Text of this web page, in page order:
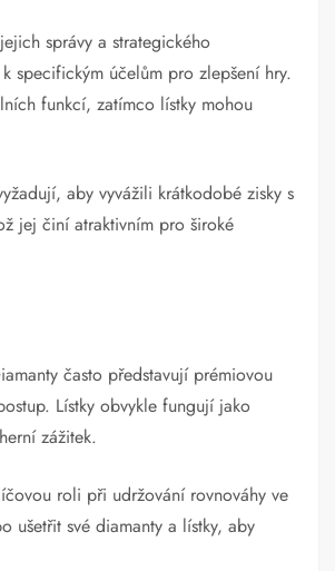
správy a strategického
specifickým účelům pro zlepšení hry.
funkcí, zatímco lístky mohou
aby vyvážili krátkodobé zisky s
jej činí atraktivním pro široké
často představují prémiovou
Lístky obvykle fungují jako
zážitek.
roli při udržování rovnováhy ve
ušetřit své diamanty a lístky, aby